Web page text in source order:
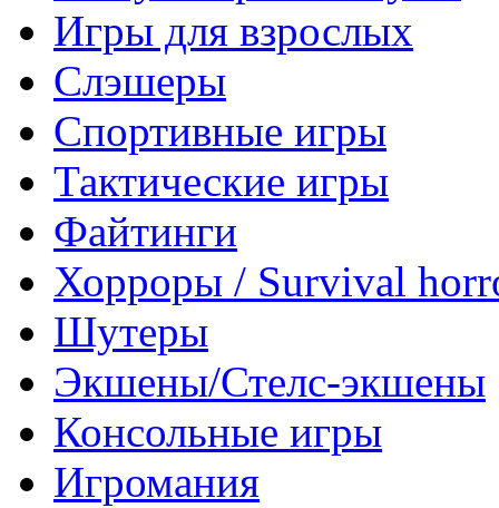
Игры для взрослых
Слэшеры
Спортивные игры
Тактические игры
Файтинги
Хорроры / Survival
Шутеры
Экшены/Стелс-экшены
Консольные игры
Игромания